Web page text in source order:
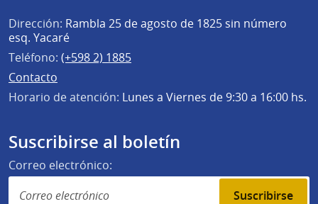
Dirección: Rambla 25 de agosto de 1825 sin número
esq. Yacaré
Teléfono: (+598 2) 1885
Contacto
Horario de atención: Lunes a Viernes de 9:30 a 16:00 hs.
Suscribirse al boletín
Correo electrónico:
Suscribirse